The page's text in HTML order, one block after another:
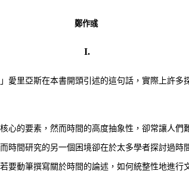
鄭作彧
I.
里亞斯在本書開頭引述的這句話，實際上許
的要素，然而時間的高度抽象性，卻常讓人
間研究的另一個困境卻在於太多學者探討過
動筆撰寫關於時間的論述，如何統整性地進